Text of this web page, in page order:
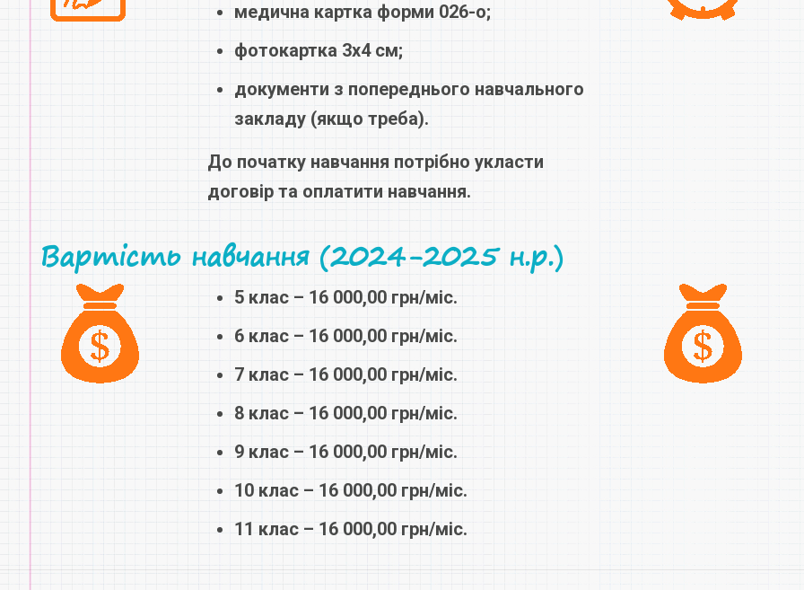
медична картка форми 026-о;
фотокартка 3х4 см;
документи з попереднього навчального
закладу (якщо треба).
До початку навчання потрібно укласти
договір та оплатити навчання.
Вартість навчання (2024-2025 н.р.)
5 клас – 16 000,00 грн/міс.
6 клас – 16 000,00 грн/міс.
7 клас – 16 000,00 грн/міс.
8 клас – 16 000,00 грн/міс.
9 клас – 16 000,00 грн/міс.
10 клас – 16 000,00 грн/міс.
11 клас – 16 000,00 грн/міс.